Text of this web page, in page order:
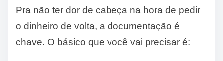
Pra não ter dor de cabeça na hora de pedir
o dinheiro de volta, a documentação é
chave. O básico que você vai precisar é: